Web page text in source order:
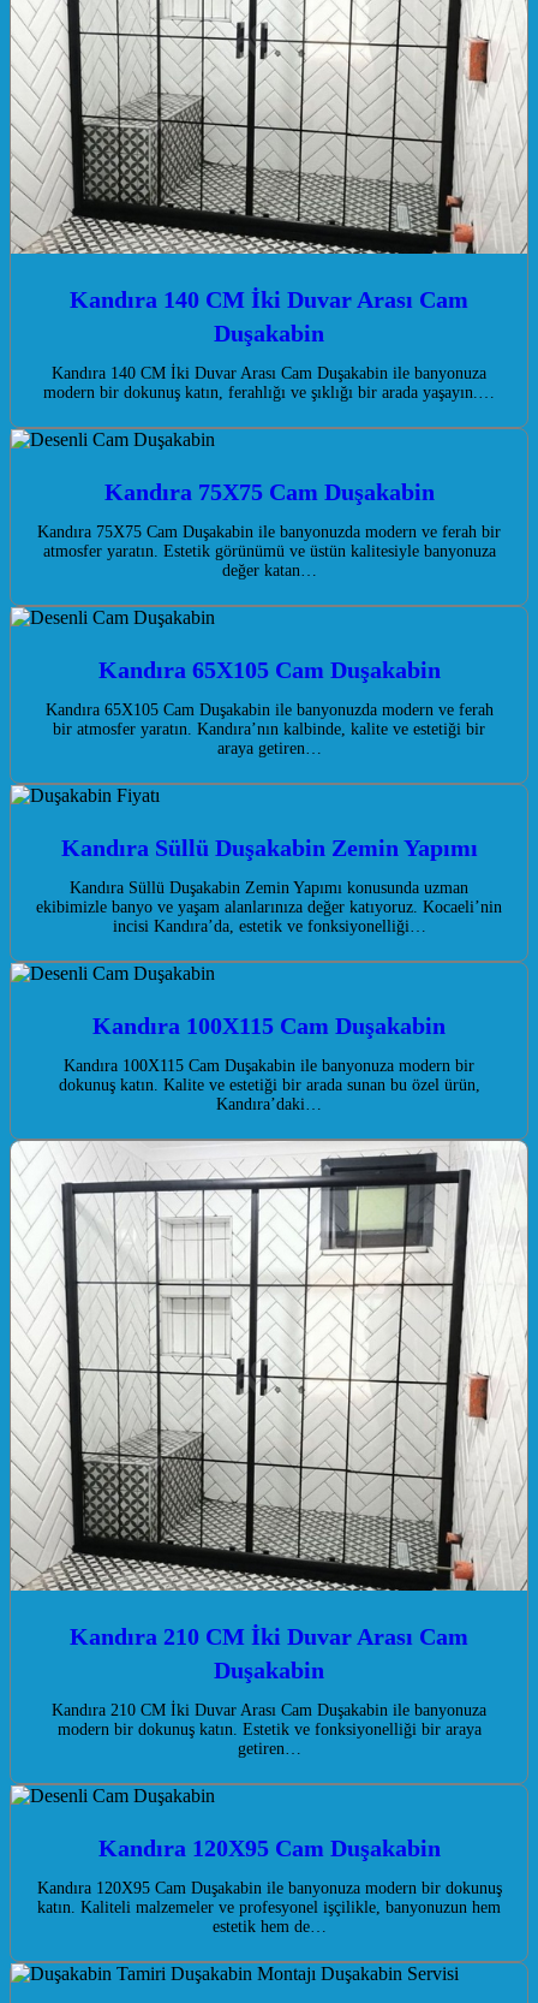
Kandıra 140 CM İki Duvar Arası Cam
Duşakabin
Kandıra 140 CM İki Duvar Arası Cam Duşakabin ile banyonuza
modern bir dokunuş katın, ferahlığı ve şıklığı bir arada yaşayın.…
Kandıra 75X75 Cam Duşakabin
Kandıra 75X75 Cam Duşakabin ile banyonuzda modern ve ferah bir
atmosfer yaratın. Estetik görünümü ve üstün kalitesiyle banyonuza
değer katan…
Kandıra 65X105 Cam Duşakabin
Kandıra 65X105 Cam Duşakabin ile banyonuzda modern ve ferah
bir atmosfer yaratın. Kandıra’nın kalbinde, kalite ve estetiği bir
araya getiren…
Kandıra Süllü Duşakabin Zemin Yapımı
Kandıra Süllü Duşakabin Zemin Yapımı konusunda uzman
ekibimizle banyo ve yaşam alanlarınıza değer katıyoruz. Kocaeli’nin
incisi Kandıra’da, estetik ve fonksiyonelliği…
Kandıra 100X115 Cam Duşakabin
Kandıra 100X115 Cam Duşakabin ile banyonuza modern bir
dokunuş katın. Kalite ve estetiği bir arada sunan bu özel ürün,
Kandıra’daki…
Kandıra 210 CM İki Duvar Arası Cam
Duşakabin
Kandıra 210 CM İki Duvar Arası Cam Duşakabin ile banyonuza
modern bir dokunuş katın. Estetik ve fonksiyonelliği bir araya
getiren…
Kandıra 120X95 Cam Duşakabin
Kandıra 120X95 Cam Duşakabin ile banyonuza modern bir dokunuş
katın. Kaliteli malzemeler ve profesyonel işçilikle, banyonuzun hem
estetik hem de…